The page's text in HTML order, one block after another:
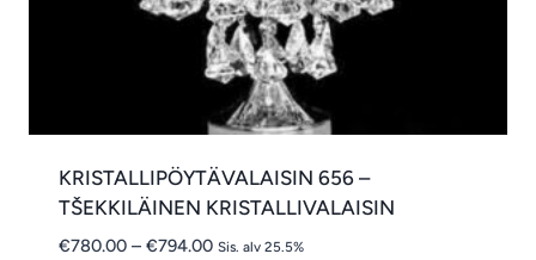
KRISTALLIPÖYTÄVALAISIN 656 –
TŠEKKILÄINEN KRISTALLIVALAISIN
€780.00 – €794.00Hintaluokka:
Sis. alv 25.5%